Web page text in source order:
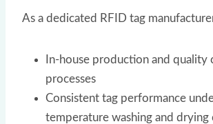
As a dedicated RFID tag
In-house production and quality
processes
Consistent tag performance
temperature washing and drying